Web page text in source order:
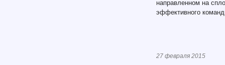
направленном на
эффективного
27 февраля 2015